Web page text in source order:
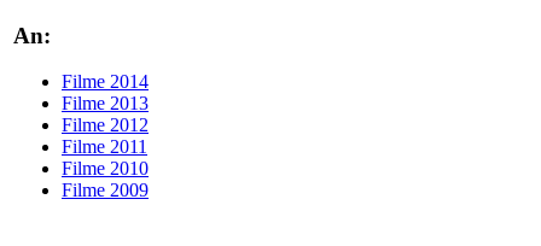
An:
Filme 2014
Filme 2013
Filme 2012
Filme 2011
Filme 2010
Filme 2009